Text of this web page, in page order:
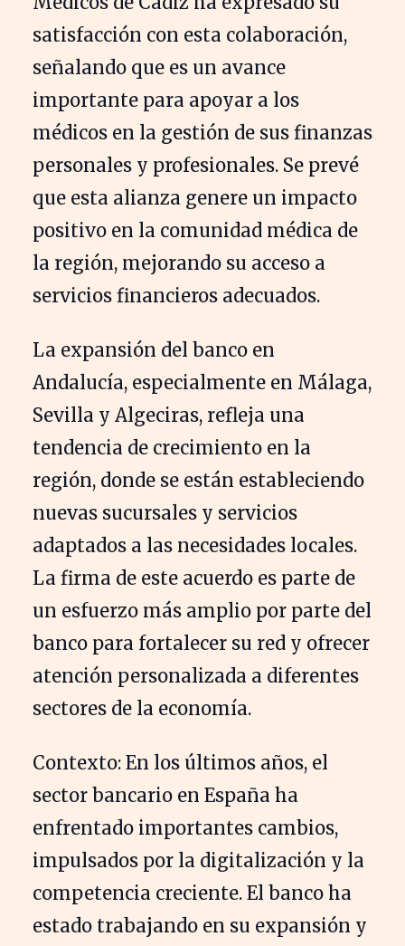
satisfacción con esta colaboración,
señalando que es un avance
importante para apoyar a los
médicos en la gestión de sus finanzas
personales y profesionales. Se prevé
que esta alianza genere un impacto
positivo en la comunidad médica de
la región, mejorando su acceso a
servicios financieros adecuados.
La expansión del banco en
Andalucía, especialmente en Málaga,
Sevilla y Algeciras, refleja una
tendencia de crecimiento en la
región, donde se están estableciendo
nuevas sucursales y servicios
adaptados a las necesidades locales.
La firma de este acuerdo es parte de
un esfuerzo más amplio por parte del
banco para fortalecer su red y ofrecer
atención personalizada a diferentes
sectores de la economía.
Contexto: En los últimos años, el
sector bancario en España ha
enfrentado importantes cambios,
impulsados por la digitalización y la
competencia creciente. El banco ha
estado trabajando en su expansión y